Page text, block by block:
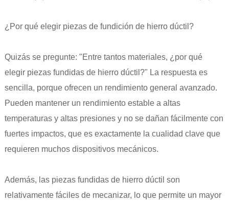
¿Por qué elegir piezas de fundición de hierro dúctil?
Quizás se pregunte: "Entre tantos materiales, ¿por qué
elegir piezas fundidas de hierro dúctil?" La respuesta es
sencilla, porque ofrecen un rendimiento general avanzado.
Pueden mantener un rendimiento estable a altas
temperaturas y altas presiones y no se dañan fácilmente con
fuertes impactos, que es exactamente la cualidad clave que
requieren muchos dispositivos mecánicos.
Además, las piezas fundidas de hierro dúctil son
relativamente fáciles de mecanizar, lo que permite un mayor